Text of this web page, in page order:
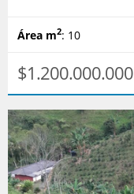
Área m2: 10
$1.200.000.000